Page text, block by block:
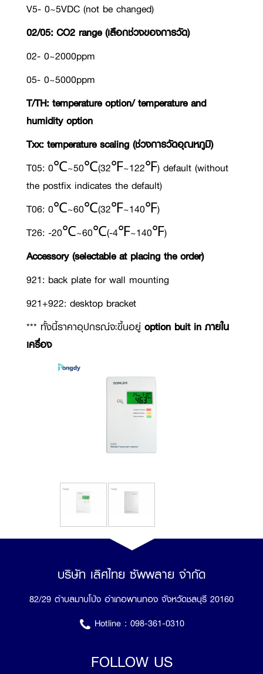
V5- 0~5VDC (not be changed)
02/05: CO2 range (เลือกช่วงของการวัด)
02- 0~2000ppm
05- 0~5000ppm
T/TH: temperature option/ temperature and
humidity option
Txx: temperature scaling (ช่วงการวัดอุณหภูมิ)
T05: 0℃~50℃(32℉~122℉) default (without
the postfix indicates the default)
T06: 0℃~60℃(32℉~140℉)
T26: -20℃~60℃(-4℉~140℉)
Accessory (selectable at placing the order)
921: back plate for wall mounting
921+922: desktop bracket
*** ทั้งนี้ราคาอุปกรณ์จะขึ้นอยู่ option buit in ภายใน
เครื่อง
บริษัท เลิศไทย ซัพพลาย จำกัด
82/29 ตำบลมาบโป่ง อำเภอพานทอง จังหวัดชลบุรี 20160
Hotline : 098-361-0310
FOLLOW US